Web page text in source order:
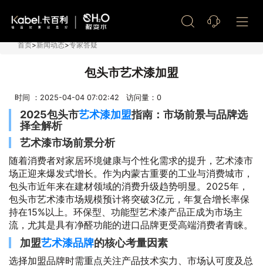
首页>新闻动态>专家答疑
包头市艺术漆加盟
时间 ：2025-04-04 07:02:42 访问量： 0
2025包头市艺术漆加盟指南：市场前景与品牌选
择全解析
艺术漆市场前景分析
随着消费者对家居环境健康与个性化需求的提升，艺术漆市
场正迎来爆发式增长。作为内蒙古重要的工业与消费城市，
包头市近年来在建材领域的消费升级趋势明显。2025年，
包头市艺术漆市场规模预计将突破3亿元，年复合增长率保
持在15%以上。环保型、功能型艺术漆产品正成为市场主
流，尤其是具有净醛功能的进口品牌更受高端消费者青睐。
加盟艺术漆品牌的核心考量因素
选择加盟品牌时需重点关注产品技术实力、市场认可度及总